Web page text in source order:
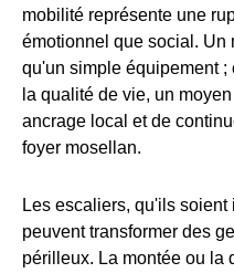
mobilité représente une
émotionnel que social. Un
qu'un simple équipement
la qualité de vie, un
ancrage local et de
foyer mosellan.
Les escaliers, qu'ils
peuvent transformer des
périlleux. La montée ou la